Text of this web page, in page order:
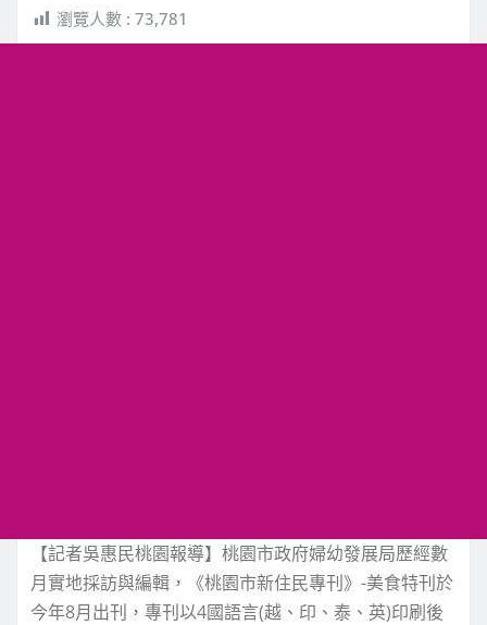
瀏覽人數 : 73,781
【記者吳惠民桃園報導】 桃園市政府婦幼發展局歷經數
月實地採訪與編輯，《桃園市新住民專刊》-美食特刊於
今年8月出刊，專刊以4國語言(越、印、泰、英)印刷後